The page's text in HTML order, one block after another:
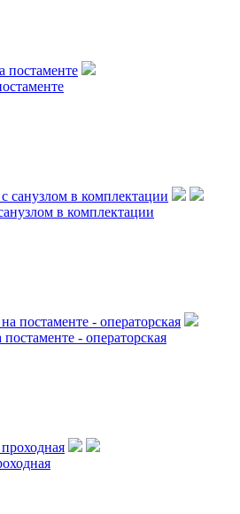
в комплектации
- операторская